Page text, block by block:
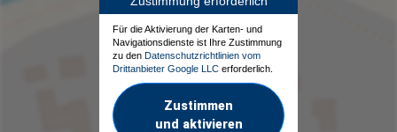
Für die Aktivierung der Karten- und
Navigationsdienste ist Ihre Zustimmung
zu den Datenschutzrichtlinien vom
Drittanbieter Google LLC erforderlich.
Zustimmen
und aktivieren